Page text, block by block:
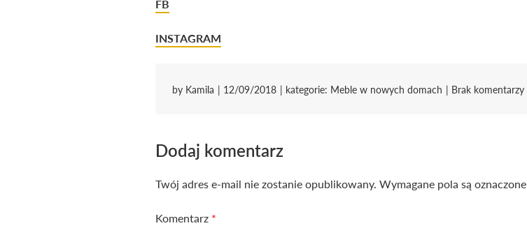
FB
INSTAGRAM
by Kamila 12/09/2018 kategorie: Meble w nowych domach Brak komentarzy
Dodaj komentarz
Twój adres e-mail nie zostanie opublikowany. Wymagane pola są oznaczone
Komentarz *